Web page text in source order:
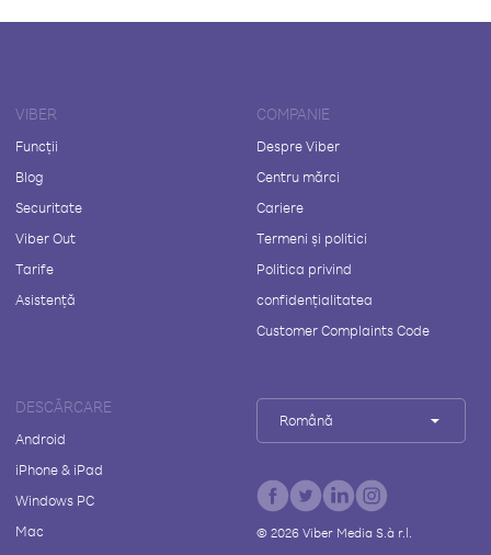
VIBER
Funcții
Blog
Securitate
Viber Out
Tarife
Asistență
COMPANIE
Despre Viber
Centru mărci
Cariere
Termeni și politici
Politica privind
confidențialitatea
Customer Complaints Code
DESCĂRCARE
Android
iPhone & iPad
Windows PC
Mac
Română
© 2026Viber Media S.à r.l.